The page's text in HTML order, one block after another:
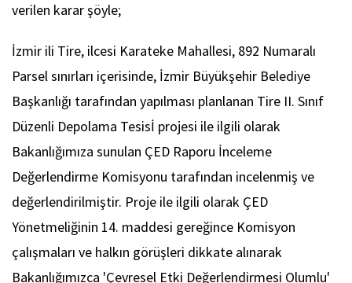
verilen karar şöyle;
İzmir ili Tire, ilcesi Karateke Mahallesi, 892 Numaralı
Parsel sınırları içerisinde, İzmir Büyükşehir Belediye
Başkanlığı tarafından yapılması planlanan Tire II. Sınıf
Düzenli Depolama Tesisİ projesi ile ilgili olarak
Bakanlığımıza sunulan ÇED Raporu İnceleme
Değerlendirme Komisyonu tarafından incelenmiş ve
değerlendirilmiştir. Proje ile ilgili olarak ÇED
Yönetmeliğinin 14. maddesi gereğince Komisyon
çalışmaları ve halkın görüşleri dikkate alınarak
Bakanlığımızca 'Çevresel Etki Değerlendirmesi Olumlu'